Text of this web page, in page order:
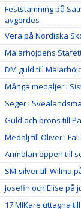
Feststämning på
avgordes
Vera på Nordiska
Mälarhöjdens
DM guld till
Många medaljer i
Seger i
Guld och brons till
Medalj till Oliver i
Anmälan öppen till
SM-silver till Wilma
Josefin och Elise på
17 MIKare uttagna